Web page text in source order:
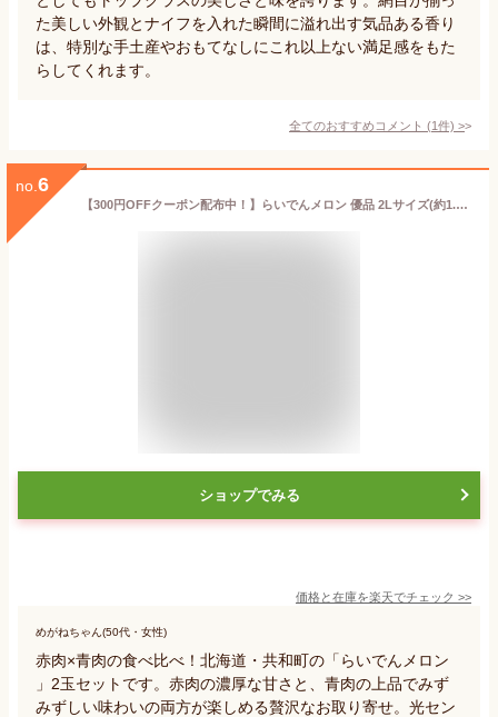
た美しい外観とナイフを入れた瞬間に溢れ出す気品ある香り
は、特別な手土産やおもてなしにこれ以上ない満足感をもた
らしてくれます。
全てのおすすめコメント (1件) >
no. 6
【300円OFFクーポン配布中！】らいでんメロン 優品 2Lサイズ(約1.6kg) 赤肉 青肉 各1玉共撰 JAきょうわ 雷電メロン北海道積丹(しゃこたん)半島の西側に位置する共和町産のらいでんメロンお中元 高級 メロン 北海道 夏 ギフト 御中元 贈り物 取り寄せ 送料無料
ショップでみる
価格と在庫を楽天でチェック >>
めがねちゃん(50代・女性)
赤肉×青肉の食べ比べ！北海道・共和町の「らいでんメロン
」2玉セットです。赤肉の濃厚な甘さと、青肉の上品でみず
みずしい味わいの両方が楽しめる贅沢なお取り寄せ。光セン